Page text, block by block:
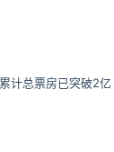
计总票房已突破2亿